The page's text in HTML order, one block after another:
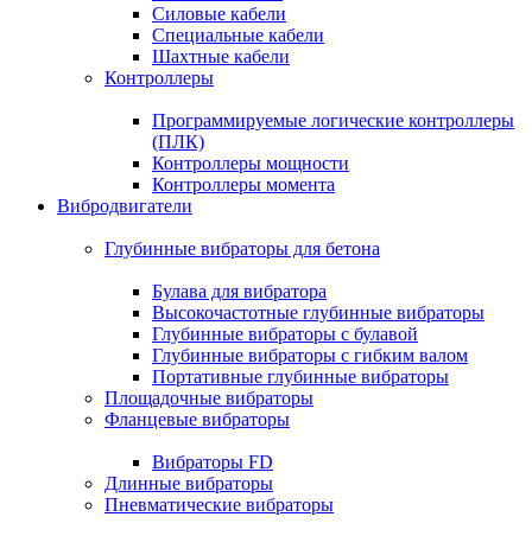
Силовые кабели
Специальные кабели
Шахтные кабели
Контроллеры
Программируемые логические контроллеры
(ПЛК)
Контроллеры мощности
Контроллеры момента
Вибродвигатели
Глубинные вибраторы для бетона
Булава для вибратора
Высокочастотные глубинные вибраторы
Глубинные вибраторы с булавой
Глубинные вибраторы с гибким валом
Портативные глубинные вибраторы
Площадочные вибраторы
Фланцевые вибраторы
Вибраторы FD
Длинные вибраторы
Пневматические вибраторы